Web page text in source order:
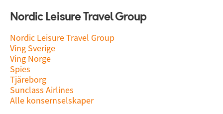
Nordic Leisure Travel Group
Nordic Leisure Travel Group
Ving Sverige
Ving Norge
Spies
Tjäreborg
Sunclass Airlines
Alle konsernselskaper